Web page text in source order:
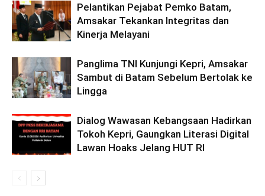
Pelantikan Pejabat Pemko Batam,
Amsakar Tekankan Integritas dan
Kinerja Melayani
Panglima TNI Kunjungi Kepri, Amsakar
Sambut di Batam Sebelum Bertolak ke
Lingga
Dialog Wawasan Kebangsaan Hadirkan
Tokoh Kepri, Gaungkan Literasi Digital
Lawan Hoaks Jelang HUT RI